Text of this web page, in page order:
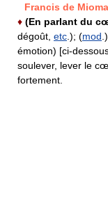
Francis de
♦ (En parlant du
dégoût, etc .); (mod
émotion) [ci-
soulever, lever le
fortement.